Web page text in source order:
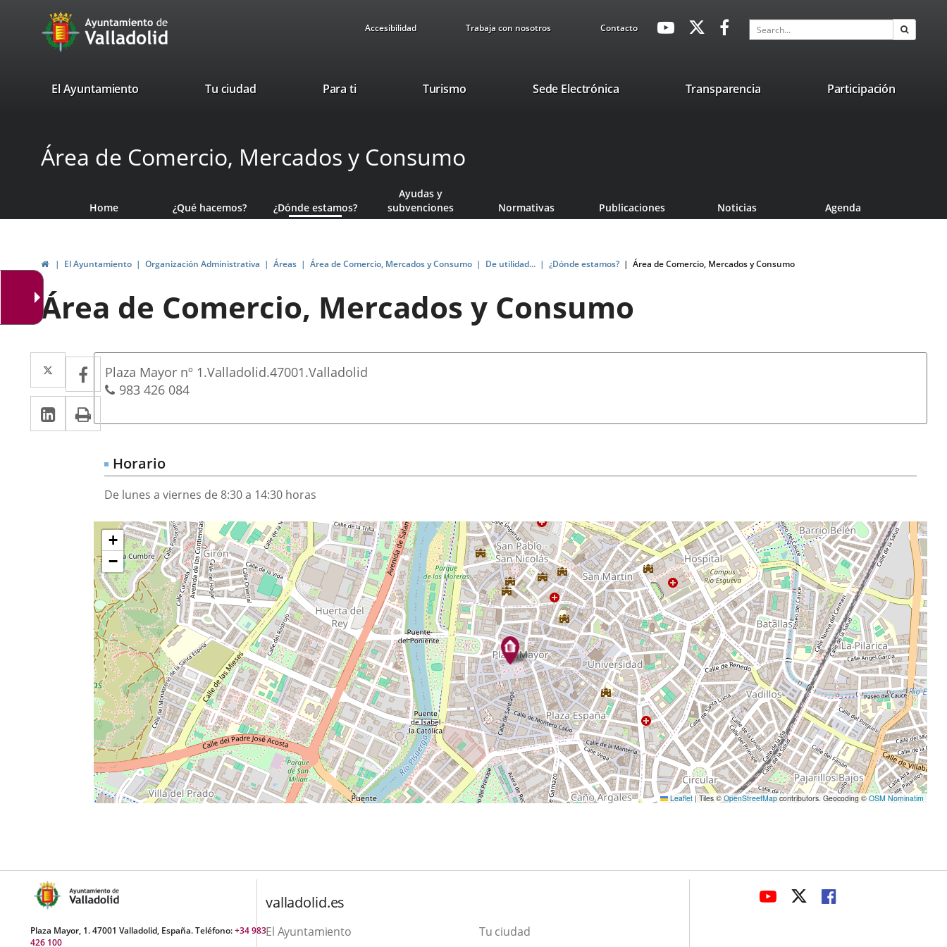
Portal
Web
Ayuntamiento
Valladolid
Accesibilidad Trabaja con nosotros ContactoavaHeaderSocial
Link
Link
application.
application.
Search
valladolid.es
El Ayuntamiento Tu ciudad Para ti TurismoThis
window.
Sede ElectrónicaLink
Transparencia Participación
Área de Comercio, Mercados y Consumo
Home ¿Qué hacemos? ¿Dónde estamos?
Ayudas y
subvenciones
Normativas Publicaciones Noticias Agenda
HomeEl Ayuntamiento Organización Administrativa Áreas Área de Comercio, Mercados y Consumo De utilidad... ¿Dónde estamos? Área de Comercio, Mercados y Consumo
Área de Comercio, Mercados y Consumo
Twitter
Enlace
a
una
aplicación
externa.
Facebook
Enlace
a
una
externa.
Linkedin
Enlace
a
aplicación
externa.
Dirección
Postal
address
Plaza Mayor nº 1.Valladolid.47001.Valladolid
Phones
983 426 084
Horario
De lunes a viernes de 8:30 a 14:30 horas
¿Dónde
estamos?
Skip
map
+
−
Leaflet | Tiles ©OpenStreetMapcontributors. Geocoding © OSM Nominatim
Plaza Mayor, 1. 47001 Valladolid, España. Teléfono:+34 983
426 100
valladolid.es
El Ayuntamiento
Tu ciudad
LINK
LINKLINK